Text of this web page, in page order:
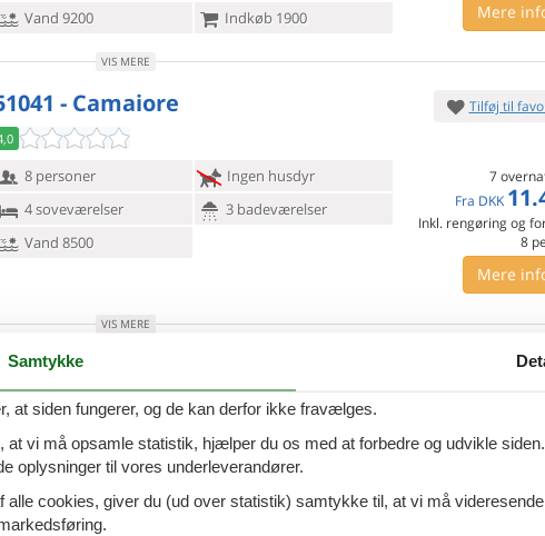
Vand 9200
Indkøb 1900 Mere
VIS MERE
- Camaiore
8 personer
Ingen husdyr
4 soveværelser
3 badeværelser
Vand 8500
Tilføj til
7
Fra DKK
Inkl. rengøring og
8
Mere
VIS MERE
55041 - Camaiore
7 personer
Ingen husdyr
3 soveværelser
2 badeværelser
Vand 8500
Tilføj til
Inkl. rengøring og
Samtykke
at siden fungerer, og de kan derfor ikke fravælges.
at vi må opsamle statistik, hjælper du os med at forbedre og udvikle
oplysninger til vores underleverandører.
alle cookies, giver du (ud over statistik) samtykke til, at vi må